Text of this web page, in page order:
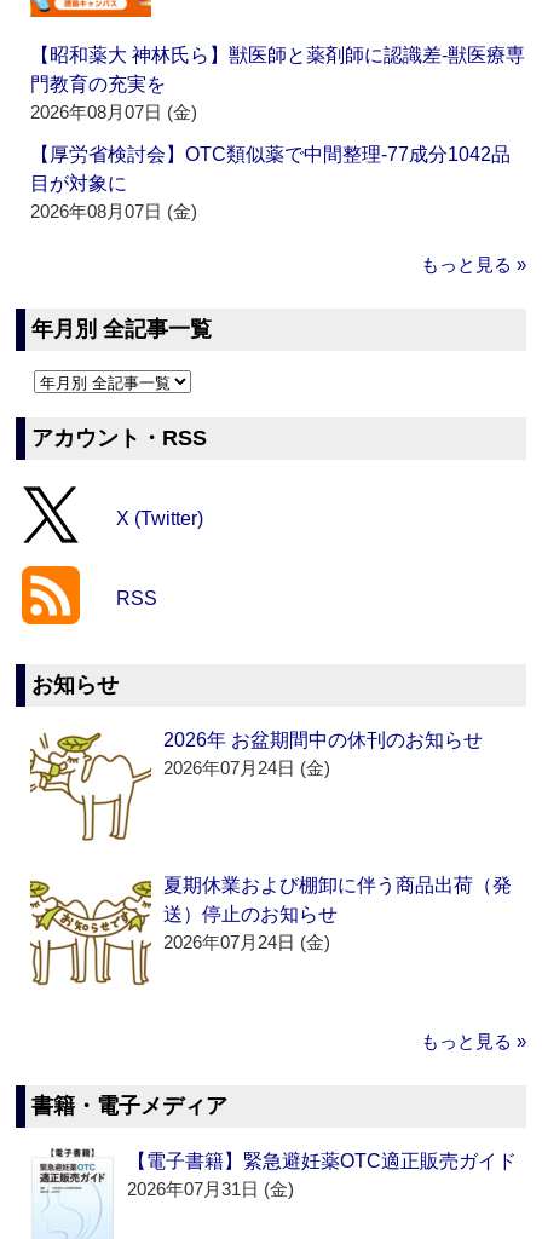
【昭和薬大 神林氏ら】獣医師と薬剤師に認識差‐獣医療専
門教育の充実を
2026年08月07日 (金)
【厚労省検討会】OTC類似薬で中間整理‐77成分1042品
目が対象に
2026年08月07日 (金)
もっと見る »
年月別 全記事一覧
アカウント・RSS
X (Twitter)
RSS
お知らせ
2026年 お盆期間中の休刊のお知らせ
2026年07月24日 (金)
夏期休業および棚卸に伴う商品出荷（発
送）停止のお知らせ
2026年07月24日 (金)
もっと見る »
書籍・電子メディア
【電子書籍】緊急避妊薬OTC適正販売ガイド
2026年07月31日 (金)